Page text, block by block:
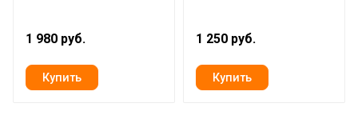
1 980 руб. 1 250 руб.